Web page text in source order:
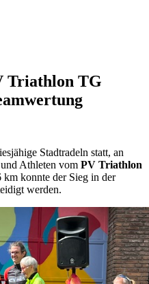
Triathlon TG
Stadtradeln statt, an
Athleten vom PV Triathlon
konnte der Sieg in der
werden.